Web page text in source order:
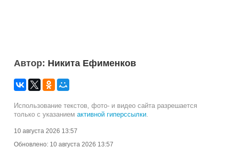
Автор: Никита Ефименков
Использование текстов, фото- и видео сайта разрешается
только с указанием активной гиперссылки.
10 августа 2026 13:57
Обновлено: 10 августа 2026 13:57